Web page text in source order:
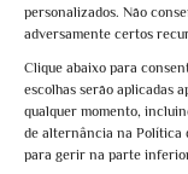
personalizados. Não
adversamente certos
Clique abaixo para
escolhas serão aplicadas
qualquer momento,
de alternância na Política
para gerir na parte